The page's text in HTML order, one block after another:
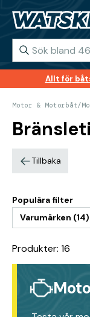
Allt för
Motor & Motorbåt/
Tillbaka
Populära filter
Varumärken (14)
Produkter: 16